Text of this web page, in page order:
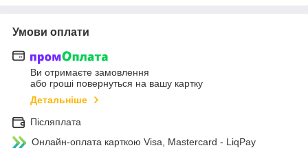
Умови оплати
Ви отримаєте замовлення
або гроші повернуться на вашу картку
Детальніше
Післяплата
Онлайн-оплата карткою Visa, Mastercard - LiqPay